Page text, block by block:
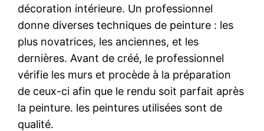
décoration intérieure. Un professionnel
donne diverses techniques de peinture : les
plus novatrices, les anciennes, et les
dernières. Avant de créé, le professionnel
vérifie les murs et procède à la préparation
de ceux-ci afin que le rendu soit parfait après
la peinture. les peintures utilisées sont de
qualité.